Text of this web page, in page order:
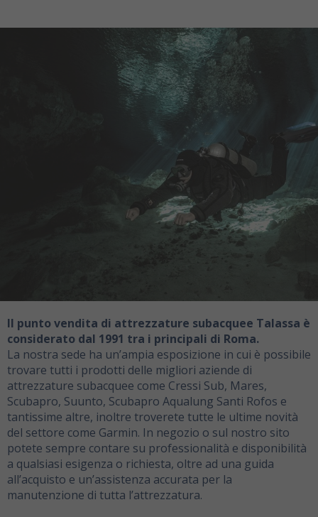
Il punto vendita di attrezzature subacquee Talassa è
considerato dal 1991 tra i principali di Roma.
La nostra sede ha un’ampia esposizione in cui è possibile
trovare tutti i prodotti delle migliori aziende di
attrezzature subacquee come Cressi Sub, Mares,
Scubapro, Suunto, Scubapro Aqualung Santi Rofos e
tantissime altre, inoltre troverete tutte le ultime novità
del settore come Garmin. In negozio o sul nostro sito
potete sempre contare su professionalità e disponibilità
a qualsiasi esigenza o richiesta, oltre ad una guida
all’acquisto e un’assistenza accurata per la
manutenzione di tutta l’attrezzatura.